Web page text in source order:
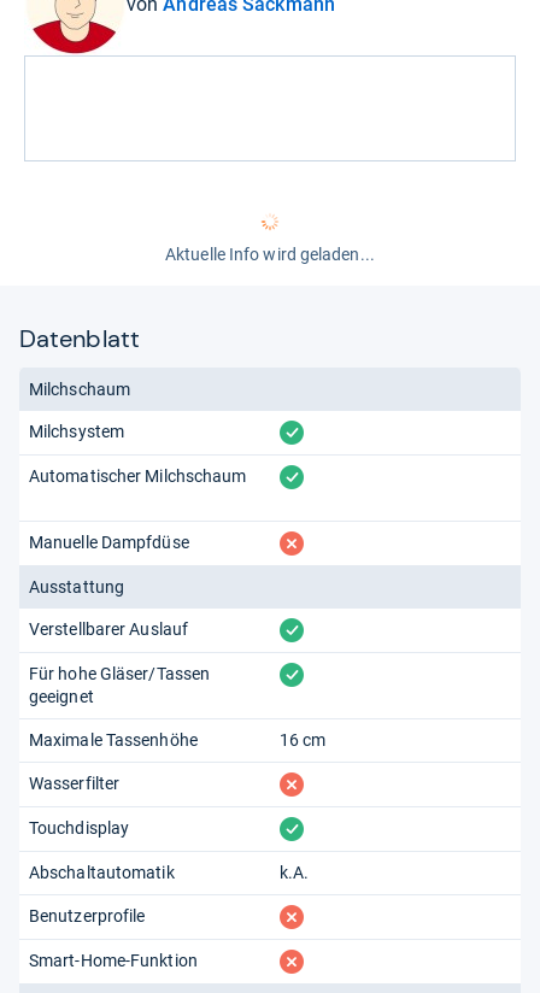
Aktuelle Info wird geladen...
Datenblatt
Milchschaum
Milchsystem vorhanden
Automatischer Milchschaum vorhanden
Manuelle Dampfdüse fehlt
Ausstattung
Verstellbarer Auslauf vorhanden
Für hohe Gläser/Tassen
geeignet
vorhanden
Maximale Tassenhöhe 16 cm
Wasserfilter fehlt
Touchdisplay vorhanden
Abschaltautomatik k.A.
Benutzerprofile fehlt
Smart-Home-Funktion fehlt